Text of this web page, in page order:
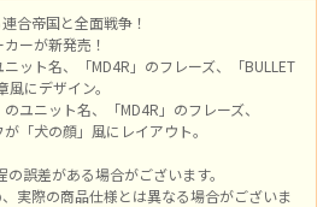
合帝国と全面戦争！
カーが新発売！
ット名、「MD4R」のフレーズ、「BULLET
にデザイン。
ユニット名、「MD4R」のフレーズ、
が「犬の顔」風にレイアウト。
誤差がある場合がございます。
実際の商品仕様とは異なる場合がございま